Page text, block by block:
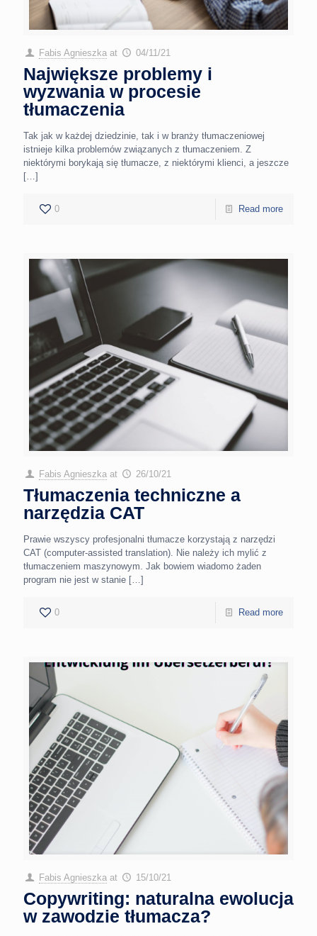
Fabis Agnieszka at 04/11/21
Największe problemy i
wyzwania w procesie
tłumaczenia
Tak jak w każdej dziedzinie, tak i w branży tłumaczeniowej
istnieje kilka problemów związanych z tłumaczeniem. Z
niektórymi borykają się tłumacze, z niektórymi klienci, a jeszcze
[…]
0 Read more
Fabis Agnieszka at 26/10/21
Tłumaczenia techniczne a
narzędzia CAT
Prawie wszyscy profesjonalni tłumacze korzystają z narzędzi
CAT (computer-assisted translation). Nie należy ich mylić z
tłumaczeniem maszynowym. Jak bowiem wiadomo żaden
program nie jest w stanie […]
0 Read more
Fabis Agnieszka at 15/10/21
Copywriting: naturalna ewolucja
w zawodzie tłumacza?